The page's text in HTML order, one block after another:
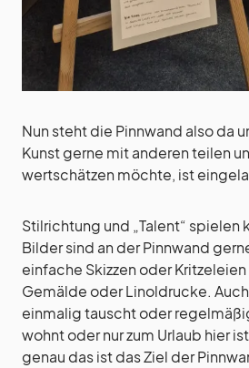
Nun steht die Pinnwand also da
Kunst gerne mit anderen teilen
wertschätzen möchte, ist
Stilrichtung und „Talent“ spielen
Bilder sind an der Pinnwand
einfache Skizzen oder
Gemälde oder Linoldrucke.
einmalig tauscht oder
wohnt oder nur zum Urlaub hier
genau das ist das Ziel der